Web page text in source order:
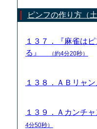
ピンフの作り方（
１３７．『麻雀は
る』
（約4分20秒）
１３８．ＡＢリャ
１３９．Ａカンチ
4分50秒）